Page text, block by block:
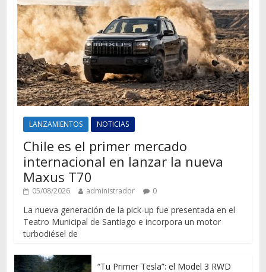
LANZAMIENTOS NOTICIAS
Chile es el primer mercado
internacional en lanzar la nueva
Maxus T70
05/08/2026 administrador 0
La nueva generación de la pick-up fue presentada en el
Teatro Municipal de Santiago e incorpora un motor
turbodiésel de
“Tu Primer Tesla”: el Model 3 RWD